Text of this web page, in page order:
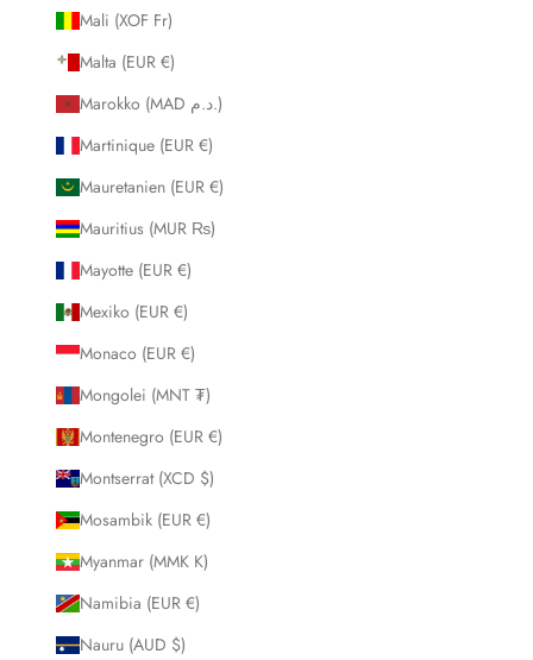
Mali (XOF Fr)
Malta (EUR €)
Marokko (MAD د.م.)
Martinique (EUR €)
Mauretanien (EUR €)
Mauritius (MUR ₨)
Mayotte (EUR €)
Mexiko (EUR €)
Monaco (EUR €)
Mongolei (MNT ₮)
Montenegro (EUR €)
Montserrat (XCD $)
Mosambik (EUR €)
Myanmar (MMK K)
Namibia (EUR €)
Nauru (AUD $)